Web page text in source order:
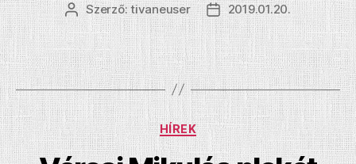
Bejegyzés
szerzője
Szerző:tivaneuser
Bejegyzés
dátuma
2019.01.20.
Kategóriák
HÍREK